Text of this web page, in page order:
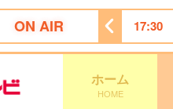
ON AIR
んにゃん＋ かごしま 17:30
ホーム
HOME